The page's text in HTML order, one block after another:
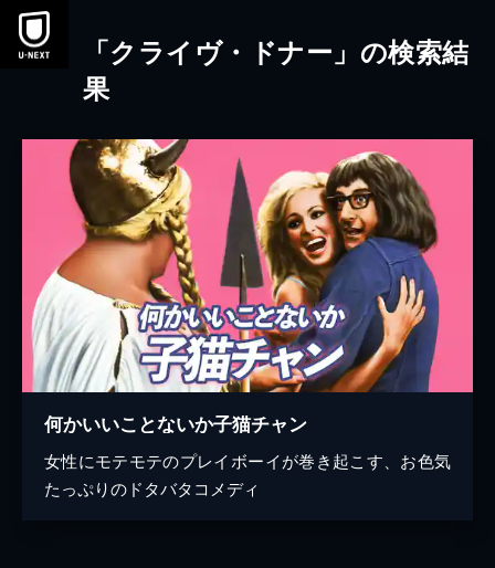
本文へスキップ
「クライヴ・ドナー」の検索結
果
何かいいことないか子猫チャン
女性にモテモテのプレイボーイが巻き起こす、お色気
たっぷりのドタバタコメディ